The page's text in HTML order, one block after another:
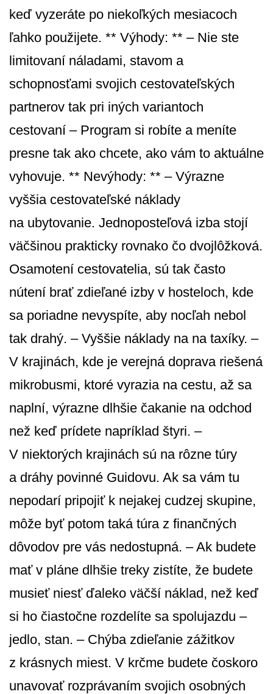
keď vyzeráte po niekoľkých mesiacoch
ľahko použijete. ** Výhody: ** – Nie ste
limitovaní náladami, stavom a
schopnosťami svojich cestovateľských
partnerov tak pri iných variantoch
cestovaní – Program si robíte a meníte
presne tak ako chcete, ako vám to aktuálne
vyhovuje. ** Nevýhody: ** – Výrazne
vyššia cestovateľské náklady
na ubytovanie. Jednoposteľová izba stojí
väčšinou prakticky rovnako čo dvojlôžková.
Osamotení cestovatelia, sú tak často
nútení brať zdieľané izby v hosteloch, kde
sa poriadne nevyspíte, aby nocľah nebol
tak drahý. – Vyššie náklady na na taxíky. –
V krajinách, kde je verejná doprava riešená
mikrobusmi, ktoré vyrazia na cestu, až sa
naplní, výrazne dlhšie čakanie na odchod
než keď prídete napríklad štyri. –
V niektorých krajinách sú na rôzne túry
a dráhy povinné Guidovu. Ak sa vám tu
nepodarí pripojiť k nejakej cudzej skupine,
môže byť potom taká túra z finančných
dôvodov pre vás nedostupná. – Ak budete
mať v pláne dlhšie treky zistíte, že budete
musieť niesť ďaleko väčší náklad, než keď
si ho čiastočne rozdelíte sa spolujazdu –
jedlo, stan. – Chýba zdieľanie zážitkov
z krásnych miest. V krčme budete čoskoro
unavovať rozprávaním svojich osobných